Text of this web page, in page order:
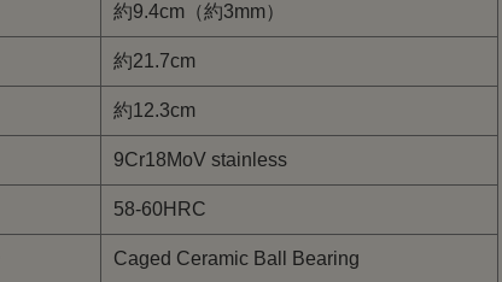
約9.4cm（約3mm）
約21.7cm
約12.3cm
9Cr18MoV stainless
58-60HRC
Caged Ceramic Ball Bearing